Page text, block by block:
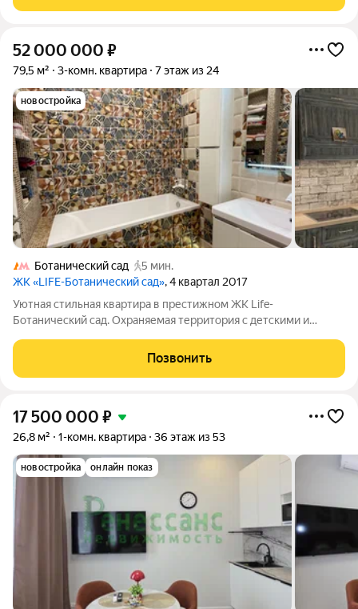
52 000 000 ₽
79,5 м² 3-комн. квартира 7 этаж из 24
новостройка
Ботанический сад
5 мин.
ЖК «LIFE-Ботанический cад», 4 квартал 2017
Уютная стильная квартира в престижном ЖК Life-
Ботанический сад. Охраняемая территория с детскими и
консьержи. На терртории ЖК есть всё необходимое для
комфортной жизни: магазины, кафе,
Позвонить
17 500 000 ₽
26,8 м² 1-комн. квартира 36 этаж из 53
новостройка онлайн показ